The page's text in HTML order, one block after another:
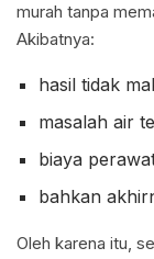
murah tanpa
Akibatnya:
hasil tidak
masalah air
biaya
bahkan
Oleh karena itu,